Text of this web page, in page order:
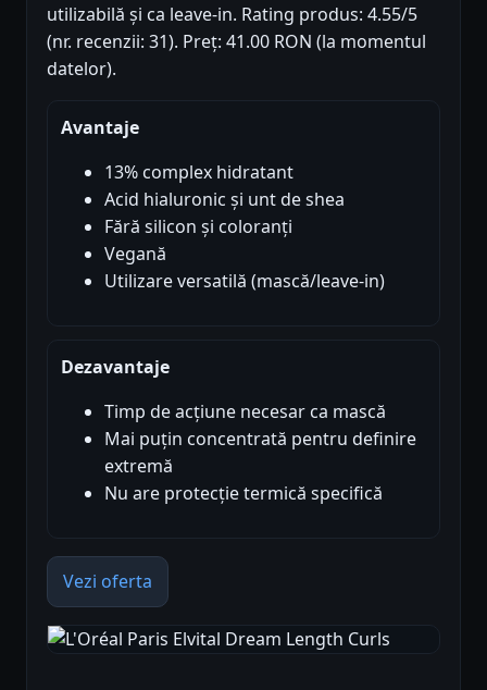
utilizabilă și ca leave-in. Rating produs: 4.55/5
(nr. recenzii: 31). Preț: 41.00 RON (la momentul
datelor).
Avantaje
13% complex hidratant
Acid hialuronic și unt de shea
Fără silicon și coloranți
Vegană
Utilizare versatilă (mască/leave-in)
Dezavantaje
Timp de acțiune necesar ca mască
Mai puțin concentrată pentru definire
extremă
Nu are protecție termică specifică
Vezi oferta